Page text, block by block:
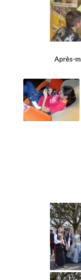
Après-